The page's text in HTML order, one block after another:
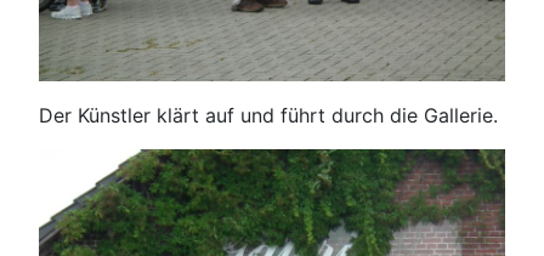
Der Künstler klärt auf und führt durch die Gallerie.